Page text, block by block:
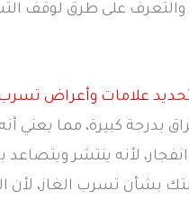
والتعرف على طرق لوقف
علامات وأعراض تسرب
بدرجة كبيرة، مما
لأنه ينتشر
بشأن تسرب الغاز،